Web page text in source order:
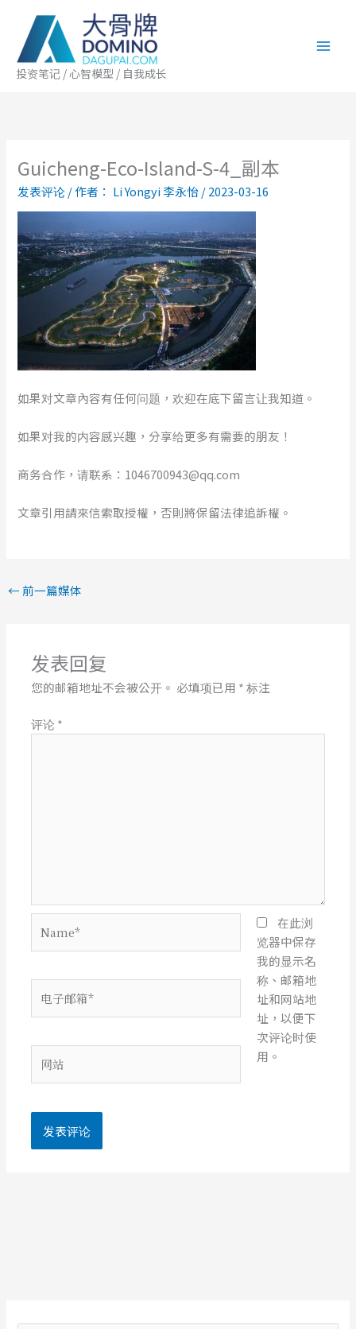
投资笔记 / 心智模型 / 自我成长
Guicheng-Eco-Island-S-4_副本
发表评论/ 作者： Li Yongyi 李永怡/2023-03-16
如果对文章內容有任何问题，欢迎在底下留言让我知道。
如果对我的内容感兴趣，分享给更多有需要的朋友！
商务合作，请联系：1046700943@qq.com
文章引用請來信索取授權，否則將保留法律追訴權。
← 前一篇媒体
发表回复
您的邮箱地址不会被公开。 必填项已用 *标注
评论 *
子
箱
站
在此浏
览器中保存
我的显示名
称、邮箱地
址和网站地
址，以便下
次评论时使
用。